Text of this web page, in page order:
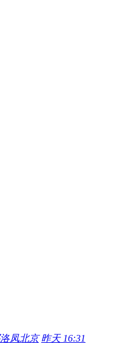
凤北京 昨天 16:31